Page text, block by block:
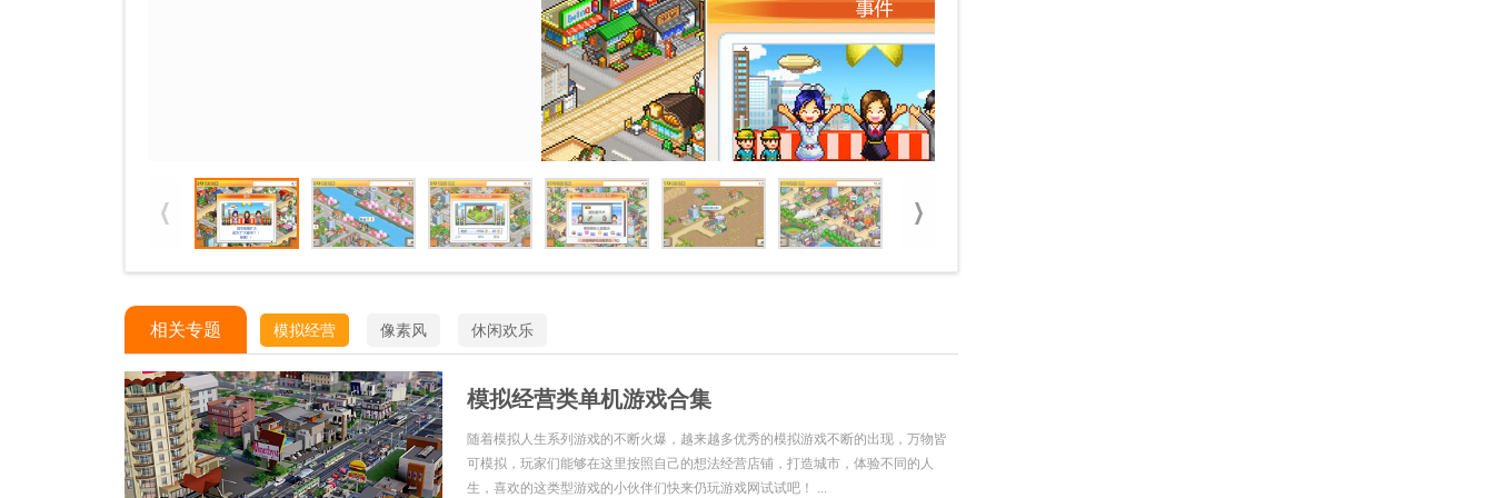
相关专题 模拟经营 像素风 休闲欢乐
模拟经营类单机游戏合集
随着模拟人生系列游戏的不断火爆，越来越多优秀的模拟游戏不断的出现，万物皆
可模拟，玩家们能够在这里按照自己的想法经营店铺，打造城市，体验不同的人
生，喜欢的这类型游戏的小伙伴们快来仍玩游戏网试试吧！ ...